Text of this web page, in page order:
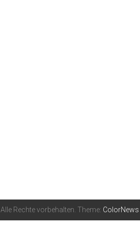
. Alle Rechte vorbehalten. Theme: ColorNews